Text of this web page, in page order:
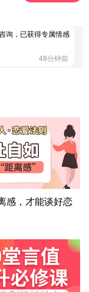
询，已获得专属情感
48分钟前
22分钟前
询，已获得专属情感
56分钟前
询，已获得专属情感
41分钟前
询，已获得专属情感
感，才能谈好恋